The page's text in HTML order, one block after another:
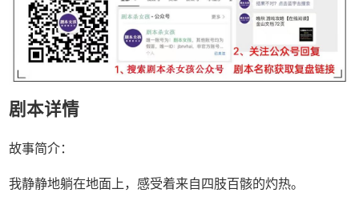
剧本详情
故事简介：
我静静地躺在地面上，感受着来自四肢百骸的灼热。